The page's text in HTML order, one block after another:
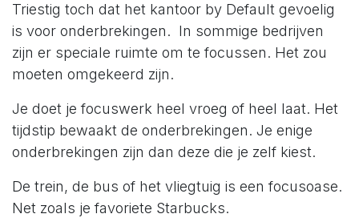
Triestig toch dat het kantoor by Default gevoelig
is voor onderbrekingen. In sommige bedrijven
zijn er speciale ruimte om te focussen. Het zou
moeten omgekeerd zijn.
Je doet je focuswerk heel vroeg of heel laat. Het
tijdstip bewaakt de onderbrekingen. Je enige
onderbrekingen zijn dan deze die je zelf kiest.
De trein, de bus of het vliegtuig is een focusoase.
Net zoals je favoriete Starbucks.